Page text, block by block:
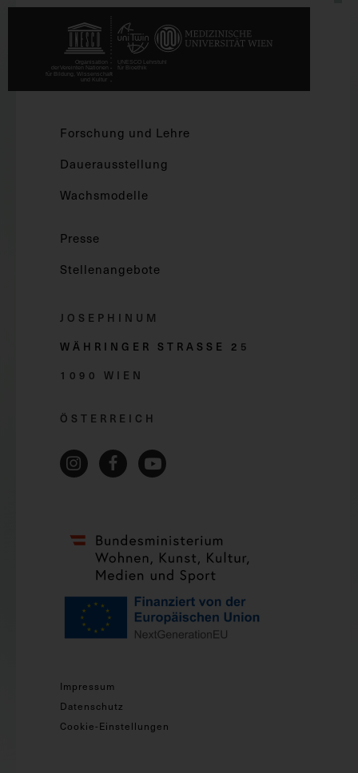
Forschung und Lehre
Dauerausstellung
Wachsmodelle
Presse
Stellenangebote
JOSEPHINUM
WÄHRINGER STRASSE 2 5
1090 WIEN
ÖSTERREICH
Impressum
Datenschutz
Cookie-Einstellungen